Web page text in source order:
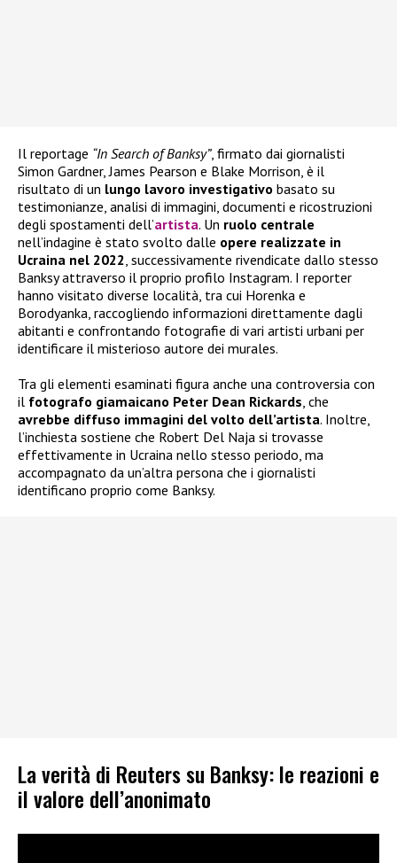
Il reportage “In Search of Banksy”, firmato dai giornalisti
Simon Gardner, James Pearson e Blake Morrison, è il
risultato di un lungo lavoro investigativo basato su
testimonianze, analisi di immagini, documenti e ricostruzioni
degli spostamenti dell’artista. Un ruolo centrale
nell’indagine è stato svolto dalle opere realizzate in
Ucraina nel 2022 , successivamente rivendicate dallo stesso
Banksy attraverso il proprio profilo Instagram. I reporter
hanno visitato diverse località, tra cui Horenka e
Borodyanka, raccogliendo informazioni direttamente dagli
abitanti e confrontando fotografie di vari artisti urbani per
identificare il misterioso autore dei murales.
Tra gli elementi esaminati figura anche una controversia con
il fotografo giamaicano Peter Dean Rickards , che
avrebbe diffuso immagini del volto dell’artista. Inoltre,
l’inchiesta sostiene che Robert Del Naja si trovasse
effettivamente in Ucraina nello stesso periodo, ma
accompagnato da un’altra persona che i giornalisti
identificano proprio come Banksy.
La verità di Reuters su Banksy: le reazioni e
il valore dell’anonimato